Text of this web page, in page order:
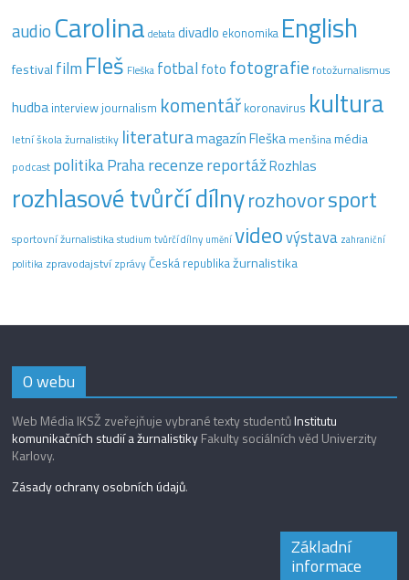
audio Carolina debata divadlo ekonomika English
festival film Fleš Fleška fotbal foto fotografie fotožurnalismus
hudba interview journalism komentář koronavirus kultura
letní škola žurnalistiky literaturamagazín Fleška menšinamédia
podcast politikaPraharecenzereportážRozhlas
rozhlasové tvůrčí dílnyrozhovorsport
sportovní žurnalistika studium tvůrčí dílny uměnívideovýstava zahraniční
politika zpravodajstvízprávyČeská republikažurnalistika
O webu
Web Média IKSŽ zveřejňuje vybrané texty studentůInstitutu
komunikačních studií a žurnalistikyFakulty sociálních věd Univerzity
Karlovy.
Zásady ochrany osobních údajů.
Základní
informace